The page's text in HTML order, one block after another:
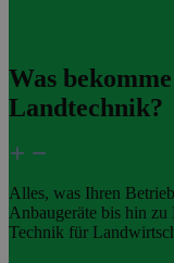
Was
Landtechnik?
Alles, was Ihren
Anbaugeräte bis hin zu
Technik für